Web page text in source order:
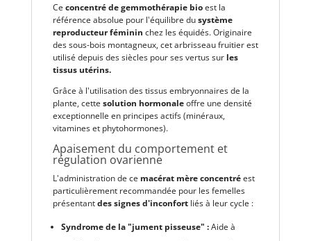
Ce concentré de gemmothérapie bioest la
référence absolue pour l'équilibre dusystème
reproducteur féminin chez les équidés. Originaire
des sous-bois montagneux, cet arbrisseau fruitier est
utilisé depuis des siècles pour ses vertus sur les
tissus utérins.
Grâce à l'utilisation des tissus embryonnaires de la
plante, cette solution hormonaleoffre une densité
exceptionnelle en principes actifs (minéraux,
vitamines et phytohormones).
Apaisement du comportement et
régulation ovarienne
L'administration de ce macérat mère concentréest
particulièrement recommandée pour les femelles
présentantdes signes d'inconfortliés à leur cycle :
Syndrome de la "jument pisseuse" :Aide à